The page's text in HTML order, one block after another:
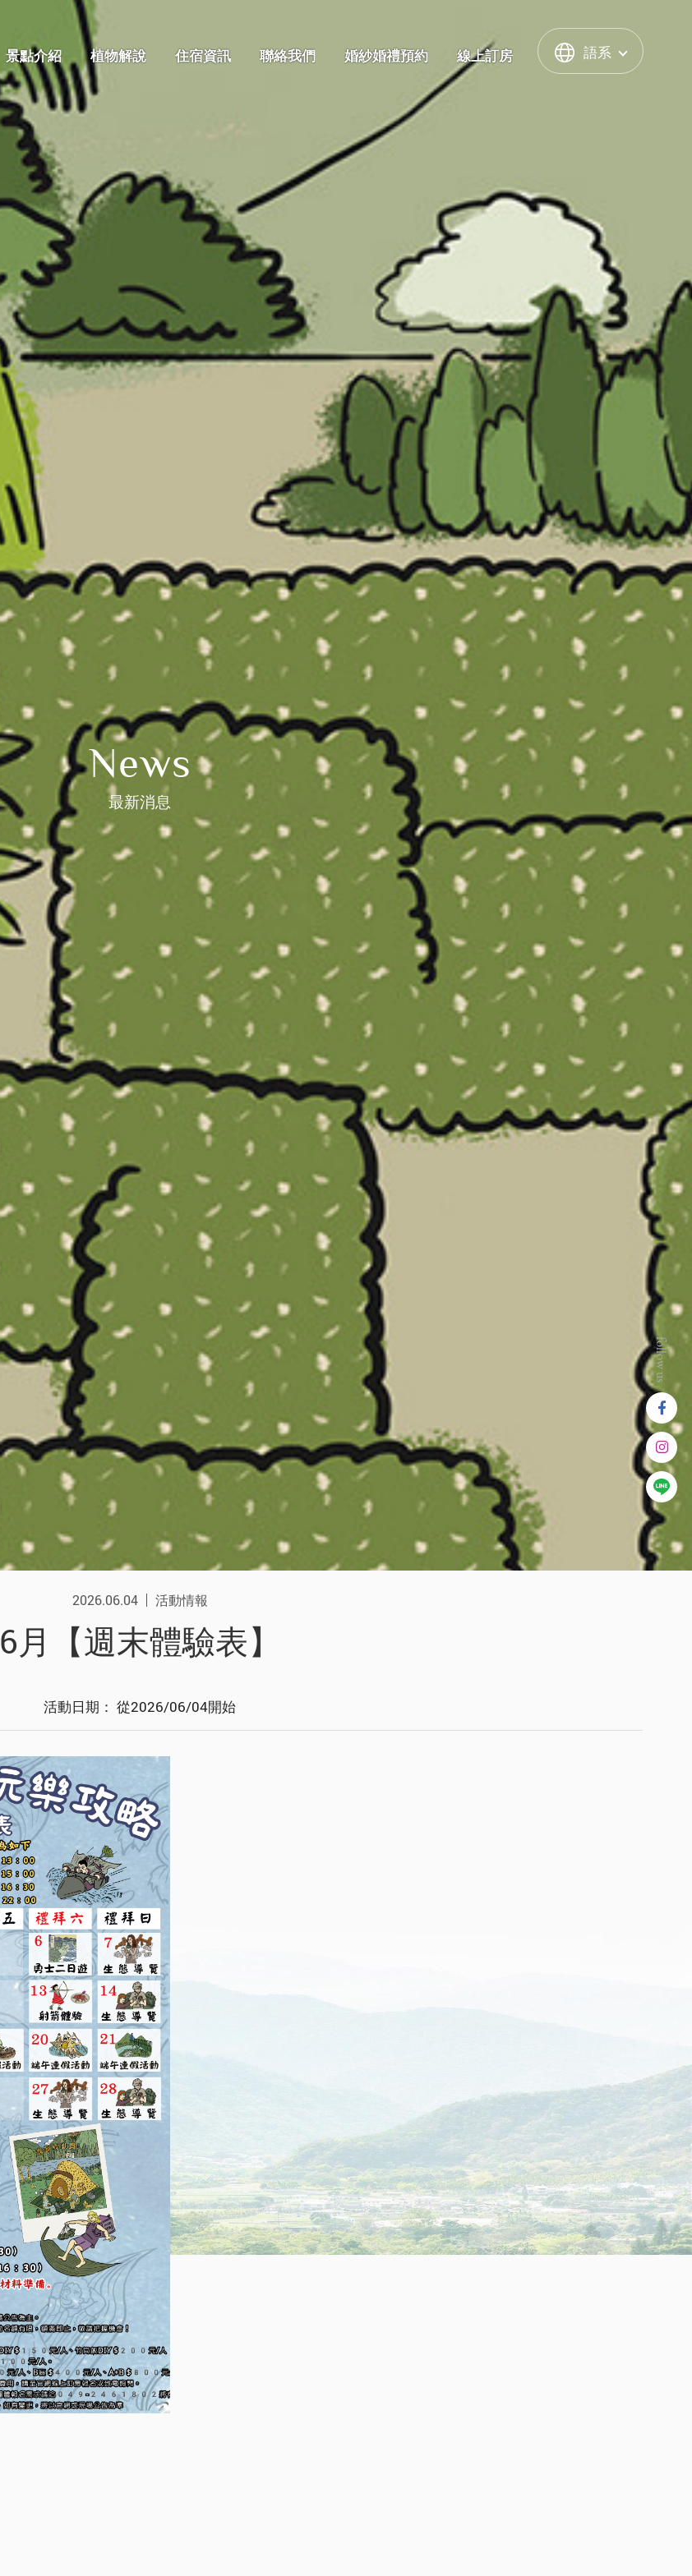
景點介紹 植物解說 住宿資訊 聯絡我們 婚紗婚禮預約 線上訂房 語系
News
最新消息
2026.06.04 活動情報
6月【週末體驗表】
活動日期： 從2026/06/04開始